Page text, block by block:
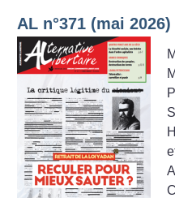
AL n°371 (mai 2026)